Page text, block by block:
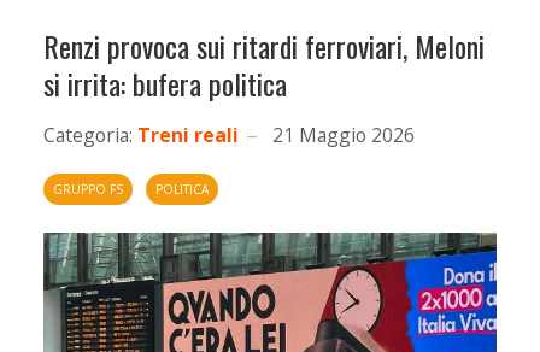
Renzi provoca sui ritardi ferroviari, Meloni
si irrita: bufera politica
Categoria: Treni reali 21 Maggio 2026
GRUPPO FS POLITICA